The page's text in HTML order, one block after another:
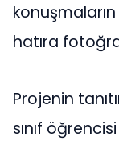
hatıra
Projenin
sınıf